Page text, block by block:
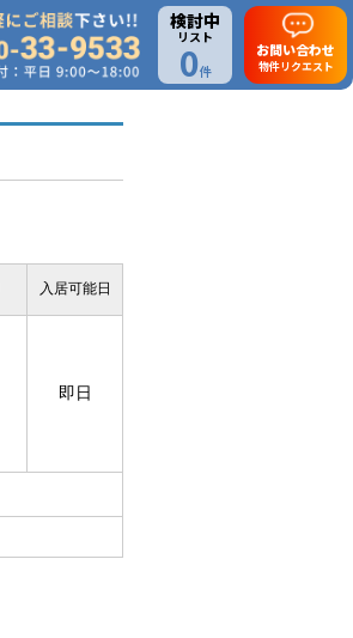
検討中
リスト
0件
お問い合わせ
物件リクエスト
入居可能日
即日